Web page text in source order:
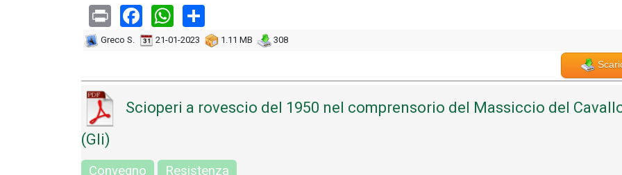
PrintFacebook
WhatsApp
Greco S. 21-01-2023 1.11 MB 308
Scioperi a rovescio del 1950 nel comprensorio del Massiccio del
(Gli)
Convegno Resistenza